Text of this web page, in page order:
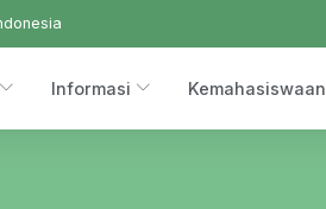
Informasi Kemahasiswaan